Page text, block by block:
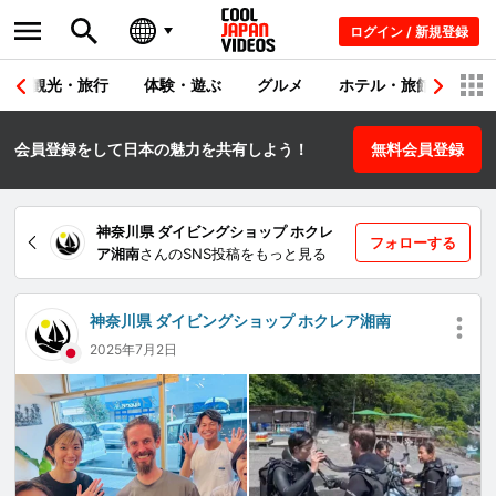
ログイン / 新規登録
観光・旅行 体験・遊ぶ グルメ ホテル・旅館 シ
会員登録をして日本の魅力を共有しよう！ 無料会員登録
神奈川県 ダイビングショップ ホクレ
ア湘南さんのSNS投稿をもっと見る
フォローする
神奈川県 ダイビングショップ ホクレア湘南
2025年7月2日